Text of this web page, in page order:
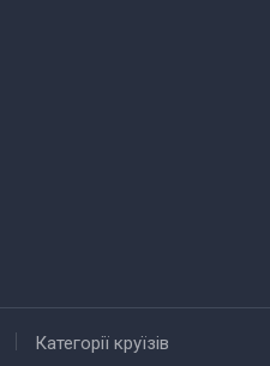
Категорії круїзів